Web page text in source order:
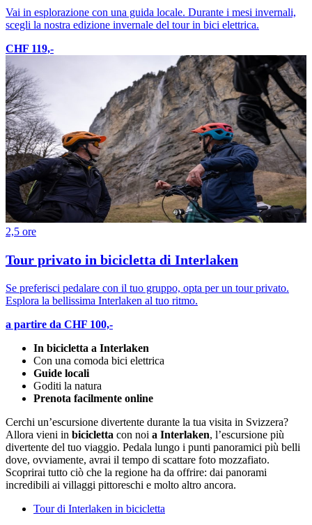
Vai in esplorazione con una guida locale. Durante i mesi invernali,
scegli la nostra edizione invernale del tour in bici elettrica.
CHF 119,-
2,5 ore
Tour privato in bicicletta di Interlaken
Se preferisci pedalare con il tuo gruppo, opta per un tour privato.
Esplora la bellissima Interlaken al tuo ritmo.
a partire da CHF 100,-
In bicicletta a Interlaken
Con una comoda bici elettrica
Guide locali
Goditi la natura
Prenota facilmente online
Cerchi un’escursione divertente durante la tua visita in Svizzera?
Allora vieni in bicicletta con noi a Interlaken, l’escursione più
divertente del tuo viaggio. Pedala lungo i punti panoramici più belli
dove, ovviamente, avrai il tempo di scattare foto mozzafiato.
Scoprirai tutto ciò che la regione ha da offrire: dai panorami
incredibili ai villaggi pittoreschi e molto altro ancora.
Tour di Interlaken in bicicletta